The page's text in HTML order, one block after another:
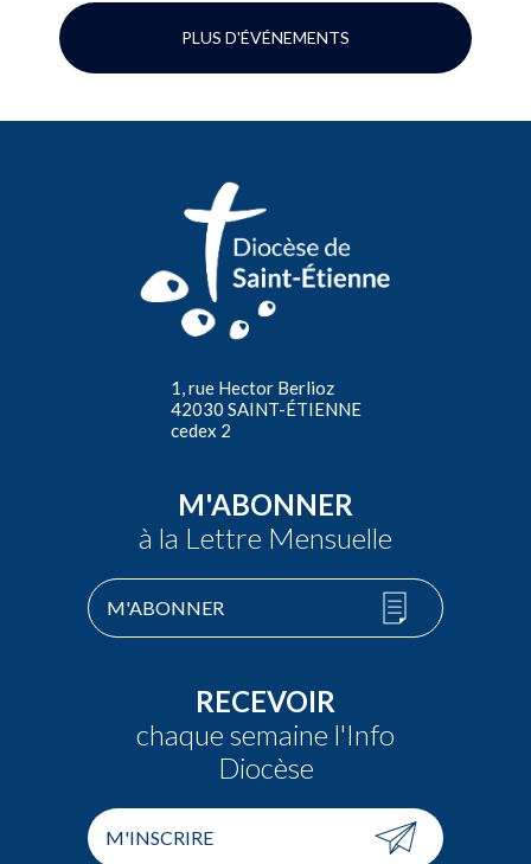
PLUS D'ÉVÉNEMENTS
1, rue Hector Berlioz
42030 SAINT-ÉTIENNE
cedex 2
M'ABONNER
à la Lettre Mensuelle
M'ABONNER
RECEVOIR
chaque semaine l'Info
Diocèse
M'INSCRIRE